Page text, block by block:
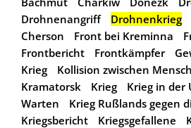
Drohnenangriff
Drohnenkrieg
Cherson
Front bei Kreminna
Frontbericht
Frontkämpfer
Krieg
Kollision zwischen
Kramatorsk
Krieg Krieg in der
Warten
Krieg Rußlands gegen
Kriegsbericht
Kriegsgefallene